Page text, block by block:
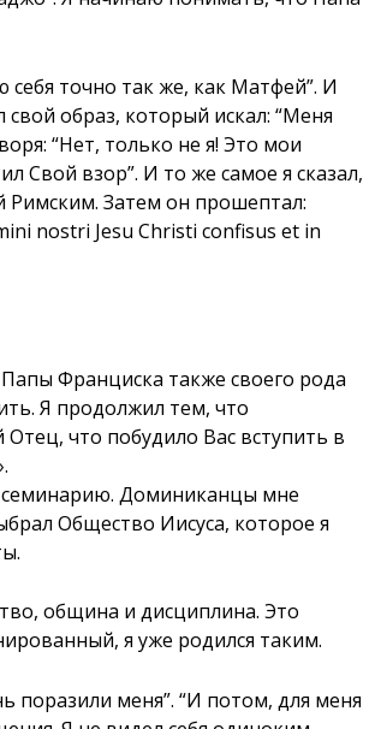
точно так же, как Матфей”. И
образ, который искал: “Меня
“Нет, только не я! Это мои
Свой взор”. И то же самое я сказал,
Римским. Затем он прошептал:
nostri Jesu Christi confisus et in
Франциска также своего рода
Я продолжил тем, что
что побудило Вас вступить в
семинарию. Доминиканцы мне
Общество Иисуса, которое я
община и дисциплина. Это
я уже родился таким.
поразили меня”. “И потом, для меня